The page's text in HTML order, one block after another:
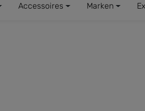
Accessoires Marken